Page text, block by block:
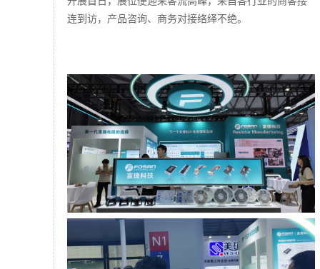
连到访，产品咨询、商务对接络绎不绝。